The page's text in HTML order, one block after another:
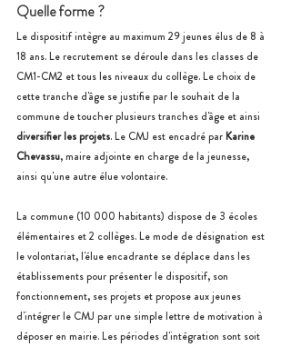
Quelle forme ?
Le dispositif intègre au maximum 29 jeunes élus de 8 à
18 ans. Le recrutement se déroule dans les classes de
CM1-CM2 et tous les niveaux du collège. Le choix de
cette tranche d'âge se justifie par le souhait de la
commune de toucher plusieurs tranches d'âge et ainsi
diversifier les projets. Le CMJ est encadré par Karine
Chevassu, maire adjointe en charge de la jeunesse,
ainsi qu'une autre élue volontaire.
La commune (10 000 habitants) dispose de 3 écoles
élémentaires et 2 collèges. Le mode de désignation est
le volontariat, l'élue encadrante se déplace dans les
établissements pour présenter le dispositif, son
fonctionnement, ses projets et propose aux jeunes
d'intégrer le CMJ par une simple lettre de motivation à
déposer en mairie. Les périodes d'intégration sont soit